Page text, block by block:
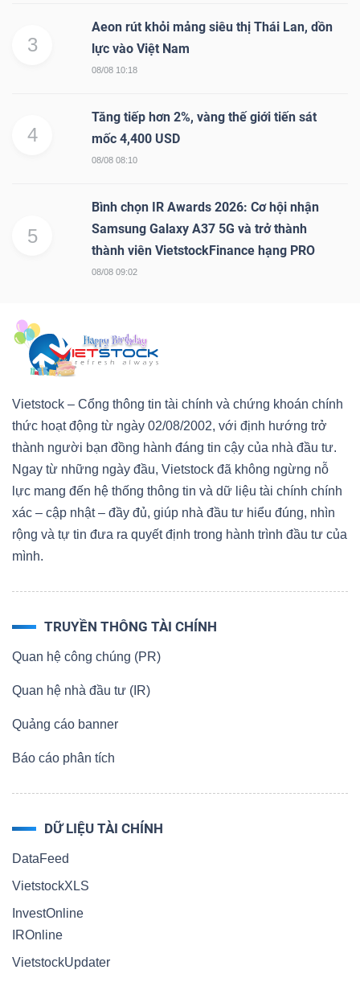
3
Aeon rút khỏi mảng siêu thị Thái Lan, dồn
lực vào Việt Nam
08/08 10:18
4
Tăng tiếp hơn 2%, vàng thế giới tiến sát
mốc 4,400 USD
08/08 08:10
5
Bình chọn IR Awards 2026: Cơ hội nhận
Samsung Galaxy A37 5G và trở thành
thành viên VietstockFinance hạng PRO
08/08 09:02
Vietstock – Cổng thông tin tài chính và chứng khoán chính
thức hoạt động từ ngày 02/08/2002, với định hướng trở
thành người bạn đồng hành đáng tin cậy của nhà đầu tư.
Ngay từ những ngày đầu, Vietstock đã không ngừng nỗ
lực mang đến hệ thống thông tin và dữ liệu tài chính chính
xác – cập nhật – đầy đủ, giúp nhà đầu tư hiểu đúng, nhìn
rộng và tự tin đưa ra quyết định trong hành trình đầu tư của
mình.
TRUYỀN THÔNG TÀI CHÍNH
Quan hệ công chúng (PR)
Quan hệ nhà đầu tư (IR)
Quảng cáo banner
Báo cáo phân tích
DỮ LIỆU TÀI CHÍNH
DataFeed
VietstockXLS
InvestOnline
IROnline
VietstockUpdater